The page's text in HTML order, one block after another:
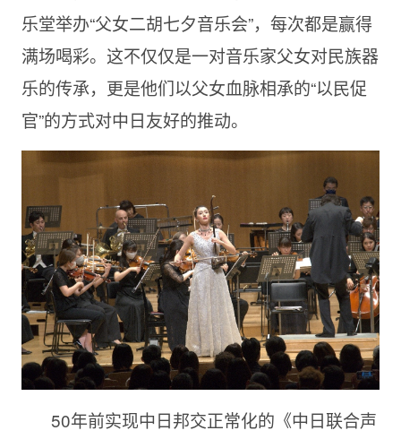
乐堂举办“父女二胡七夕音乐会”，每次都是赢得
满场喝彩。这不仅仅是一对音乐家父女对民族器
乐的传承，更是他们以父女血脉相承的“以民促
官”的方式对中日友好的推动。
50年前实现中日邦交正常化的《中日联合声